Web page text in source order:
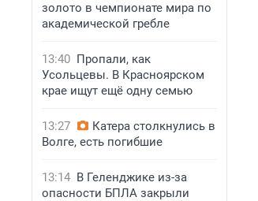
золото в чемпионате мира по
академической гребле
13:40 Пропали, как
Усольцевы. В Красноярском
крае ищут ещё одну семью
13:27
Катера столкнулись в
Волге, есть погибшие
13:14 В Геленджике из-за
опасности БПЛА закрыли